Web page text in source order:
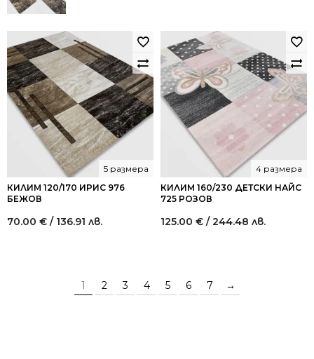
КИЛИМ 120/170 ИРИС 976
БЕЖОВ
5 размера
70.00 € / 136.91 лв.
КИЛИМ 160/230 ДЕТСКИ НАЙС
725 РОЗОВ
4 размера
125.00 € / 244.48 лв.
1 2 3 4 5 6 7 →